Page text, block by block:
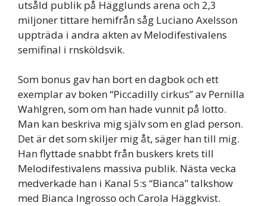
utsåld publik på Hägglunds arena och 2,3
miljoner tittare hemifrån såg Luciano Axelsson
uppträda i andra akten av Melodifestivalens
semifinal i rnsköldsvik.
Som bonus gav han bort en dagbok och ett
exemplar av boken “Piccadilly cirkus” av Pernilla
Wahlgren, som om han hade vunnit på lotto.
Man kan beskriva mig själv som en glad person.
Det är det som skiljer mig åt, säger han till mig.
Han flyttade snabbt från buskers krets till
Melodifestivalens massiva publik. Nästa vecka
medverkade han i Kanal 5:s “Bianca” talkshow
med Bianca Ingrosso och Carola Häggkvist.